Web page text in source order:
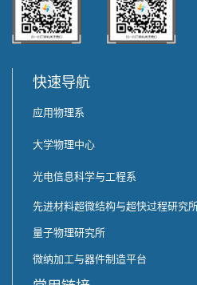
快速导航
应用物理系
大学物理中心
光电信息科学与工程系
先进材料超微结构与超快过程研究
量子物理研究所
微纳加工与器件制造平台